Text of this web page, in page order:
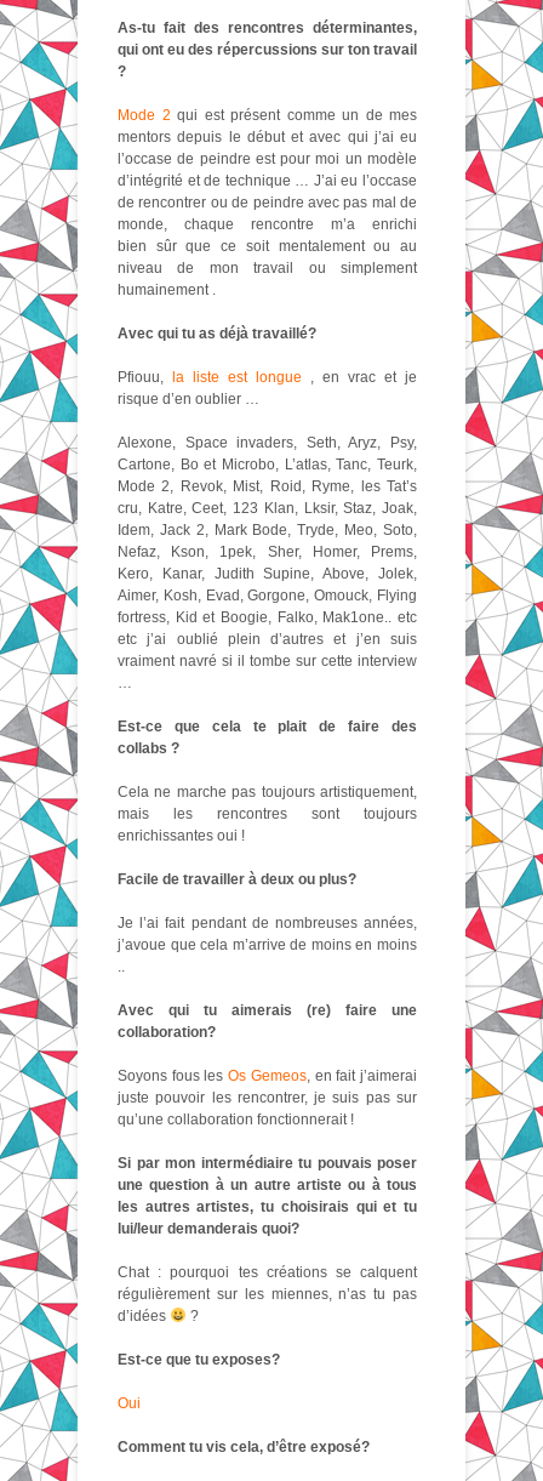
As-tu fait des rencontres déterminantes,
qui ont eu des répercussions sur ton travail
?
Mode 2 qui est présent comme un de mes
mentors depuis le début et avec qui j’ai eu
l’occase de peindre est pour moi un modèle
d’intégrité et de technique … J’ai eu l’occase
de rencontrer ou de peindre avec pas mal de
monde, chaque rencontre m’a enrichi
bien sûr que ce soit mentalement ou au
niveau de mon travail ou simplement
humainement .
Avec qui tu as déjà travaillé?
Pfiouu, la liste est longue , en vrac et je
risque d’en oublier …
Alexone, Space invaders, Seth, Aryz, Psy,
Cartone, Bo et Microbo, L’atlas, Tanc, Teurk,
Mode 2, Revok, Mist, Roid, Ryme, les Tat’s
cru, Katre, Ceet, 123 Klan, Lksir, Staz, Joak,
Idem, Jack 2, Mark Bode, Tryde, Meo, Soto,
Nefaz, Kson, 1pek, Sher, Homer, Prems,
Kero, Kanar, Judith Supine, Above, Jolek,
Aimer, Kosh, Evad, Gorgone, Omouck, Flying
fortress, Kid et Boogie, Falko, Mak1one.. etc
etc j’ai oublié plein d’autres et j’en suis
vraiment navré si il tombe sur cette interview
…
Est-ce que cela te plait de faire des
collabs ?
Cela ne marche pas toujours artistiquement,
mais les rencontres sont toujours
enrichissantes oui !
Facile de travailler à deux ou plus?
Je l’ai fait pendant de nombreuses années,
j’avoue que cela m’arrive de moins en moins
..
Avec qui tu aimerais (re) faire une
collaboration?
Soyons fous lesOs Gemeos, en fait j’aimerai
juste pouvoir les rencontrer, je suis pas sur
qu’une collaboration fonctionnerait !
Si par mon intermédiaire tu pouvais poser
une question à un autre artiste ou à tous
les autres artistes, tu choisirais qui et tu
lui/leur demanderais quoi?
Chat : pourquoi tes créations se calquent
régulièrement sur les miennes, n’as tu pas
d’idées
?
Est-ce que tu exposes?
Oui
Comment tu vis cela, d’être exposé?